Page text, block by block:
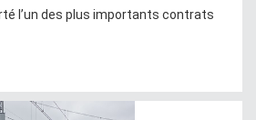
l’un des plus importants contrats